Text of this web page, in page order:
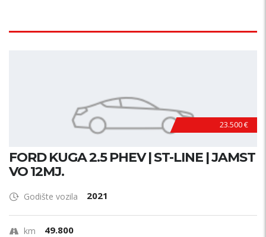
23.500 €
FORD KUGA 2.5 PHEV | ST-LINE | JAMST
VO 12MJ.
Godište vozila 2021
km 49.800